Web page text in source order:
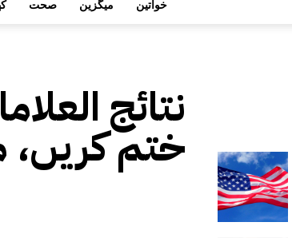
صحت میگزین خواتین
نتائج
ختم کریں،